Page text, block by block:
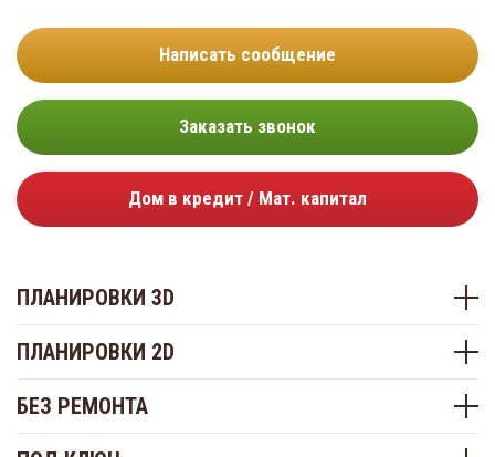
Написать сообщение
Заказать звонок
Дом в кредит / Мат. капитал
ПЛАНИРОВКИ 3D
ПЛАНИРОВКИ 2D
БЕЗ РЕМОНТА